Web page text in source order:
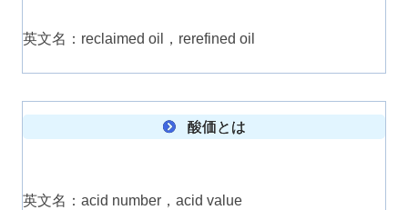
英文名：reclaimed oil，rerefined oil
酸価とは
英文名：acid number，acid value